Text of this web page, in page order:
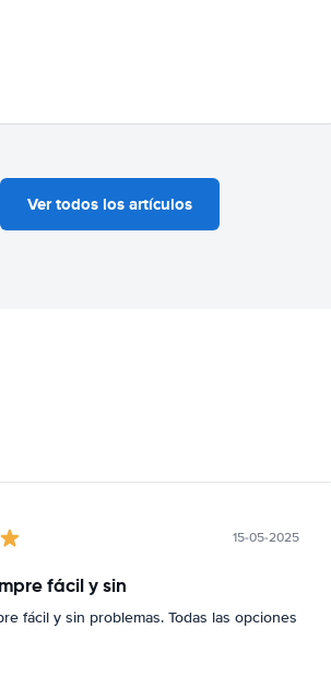
Ver todos los artículos
15-05-2025
fácil y sin
fácil y sin problemas. Todas las opciones